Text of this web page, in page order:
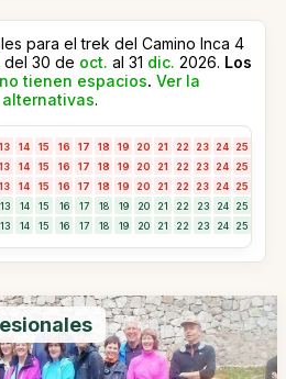
para el trek del Camino Inca 4
, del 30 de oct. al 31 dic. 2026. Los
tienen espacios. Ver la
alternativas.
13 14 15 16 17 18 19 20 21 22 23 24 25
13 14 15 16 17 18 19 20 21 22 23 24 25
13 14 15 16 17 18 19 20 21 22 23 24 25
13 14 15 16 17 18 19 20 21 22 23 24 25
13 14 15 16 17 18 19 20 21 22 23 24 25